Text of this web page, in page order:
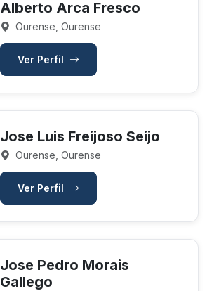
Alberto Arca Fresco
Ourense, Ourense
Ver Perfil
Jose Luis Freijoso Seijo
Ourense, Ourense
Ver Perfil
Jose Pedro Morais
Gallego